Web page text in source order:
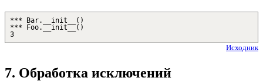
*** Bar.__init__()
*** Foo.__init__()
3
Исходник
7. Обработка исключений